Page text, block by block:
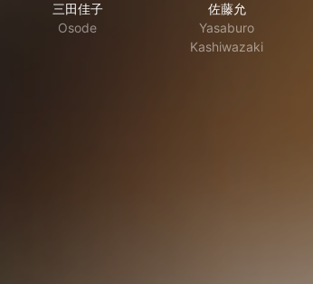
三田佳子
Osode
佐藤允
Yasaburo
Kashiwazaki